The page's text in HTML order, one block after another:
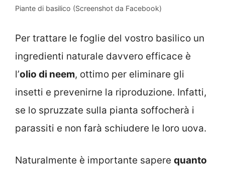
Piante di basilico (Screenshot da Facebook)
Per trattare le foglie del vostro basilico un
ingredienti naturale davvero efficace è
l’olio di neem, ottimo per eliminare gli
insetti e prevenirne la riproduzione. Infatti,
se lo spruzzate sulla pianta soffocherà i
parassiti e non farà schiudere le loro uova.
Naturalmente è importante sapere quanto